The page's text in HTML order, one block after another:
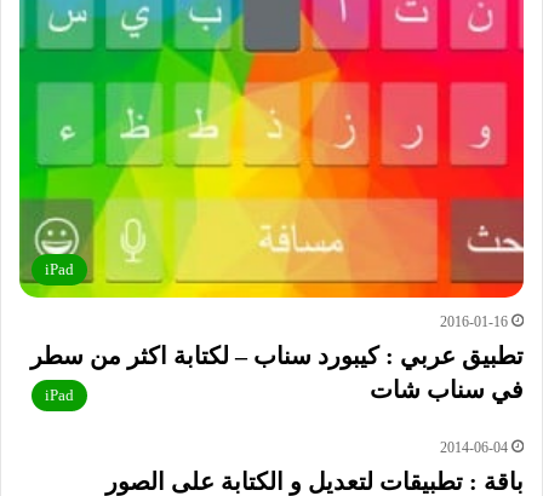
iPad
2016-01-16
تطبيق عربي : كيبورد سناب – لكتابة اكثر من سطر
في سناب شات
iPad
2014-06-04
باقة : تطبيقات لتعديل و الكتابة على الصور